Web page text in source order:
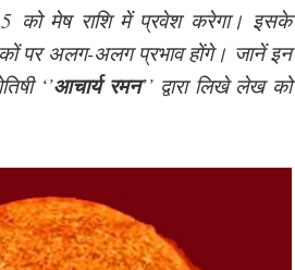
को मेष राशि में प्रवेश करेगा। इसके
पर अलग-अलग प्रभाव होंगे। जानें इन
‘’आचार्य रमन’’ द्वारा लिखे लेख को